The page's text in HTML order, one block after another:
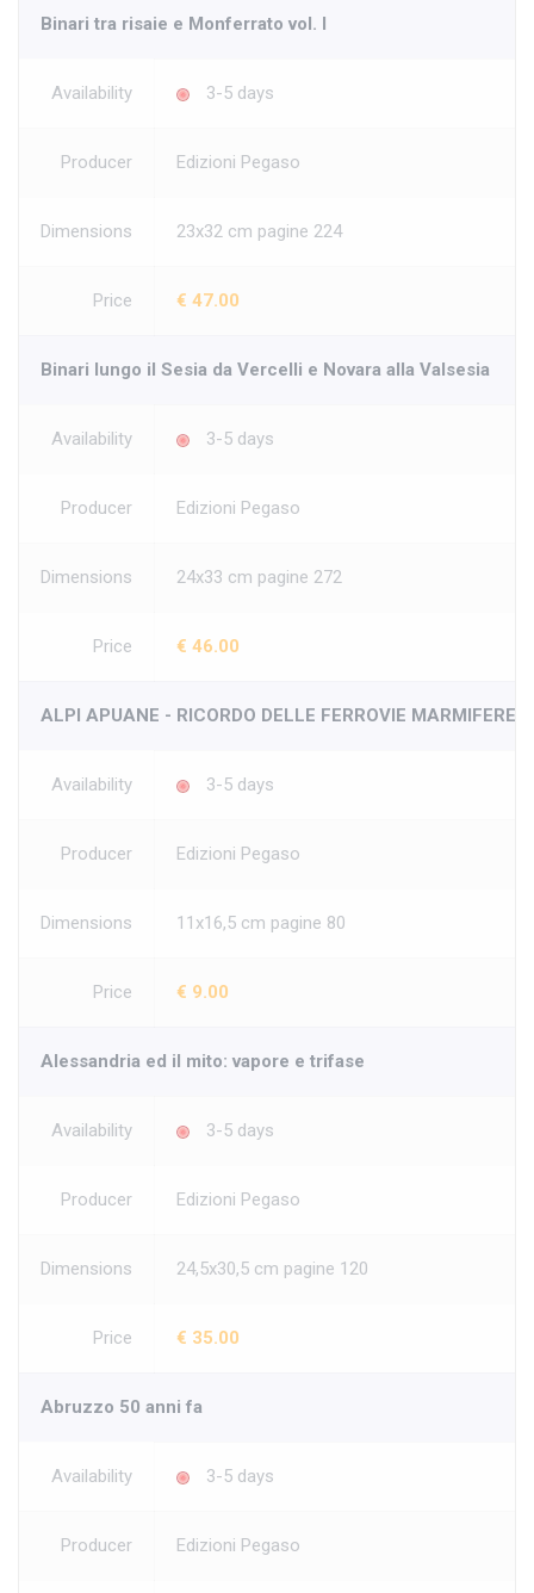
Binari tra risaie e Monferrato vol. I
Availability 3-5 days
Producer Edizioni Pegaso
Dimensions 23x32 cm pagine 224
Price € 47.00
Binari lungo il Sesia da Vercelli e Novara alla Valsesia
Availability 3-5 days
Producer Edizioni Pegaso
Dimensions 24x33 cm pagine 272
Price € 46.00
ALPI APUANE - RICORDO DELLE FERROVIE MARMIFERE
Availability 3-5 days
Producer Edizioni Pegaso
Dimensions 11x16,5 cm pagine 80
Price € 9.00
Alessandria ed il mito: vapore e trifase
Availability 3-5 days
Producer Edizioni Pegaso
Dimensions 24,5x30,5 cm pagine 120
Price € 35.00
Abruzzo 50 anni fa
Availability 3-5 days
Producer Edizioni Pegaso